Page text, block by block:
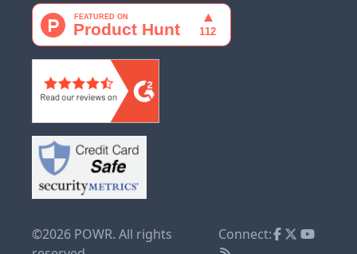
©2026 POWR. All rights
Connect: